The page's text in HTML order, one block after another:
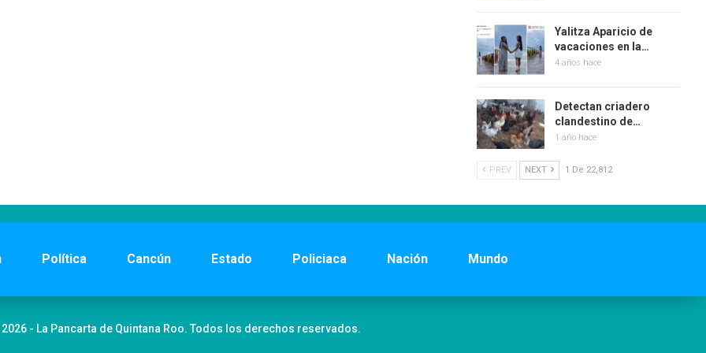
Yalitza Aparicio de
vacaciones en la…
4 años hace
Detectan criadero
clandestino de…
1 año hace
PREV NEXT 1 De 22,812
Política Cancún Estado Policiaca Nación Mundo
- La Pancarta de Quintana Roo. Todos los derechos reservados.